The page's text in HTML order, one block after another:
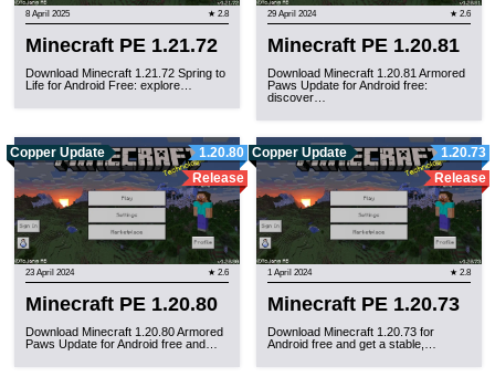
8 April 2025 ★ 2.8
Minecraft PE 1.21.72
Download Minecraft 1.21.72 Spring to
Life for Android Free: explore…
29 April 2024 ★ 2.6
Minecraft PE 1.20.81
Download Minecraft 1.20.81 Armored
Paws Update for Android free:
discover…
Copper Update
1.20.80
Release
23 April 2024 ★ 2.6
Minecraft PE 1.20.80
Download Minecraft 1.20.80 Armored
Paws Update for Android free and…
Copper Update
1.20.73
Release
1 April 2024 ★ 2.8
Minecraft PE 1.20.73
Download Minecraft 1.20.73 for
Android free and get a stable,…